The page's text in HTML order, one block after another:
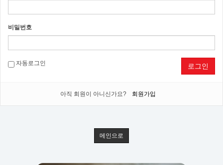
비밀번호
자동로그인 로그인
아직 회원이 아니신가요? 회원가입
메인으로